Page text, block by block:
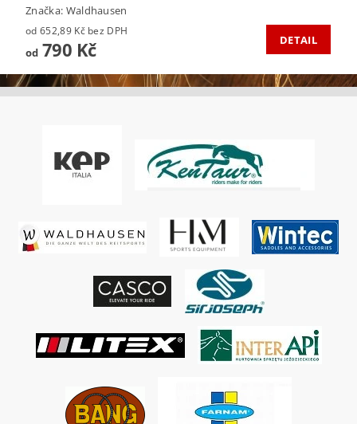
Značka: Waldhausen
od 652,89 Kč bez DPH
od790 Kč DETAIL